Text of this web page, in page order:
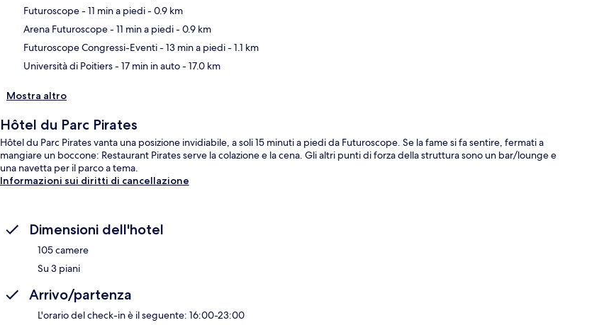
Futuroscope- 11 min a piedi- 0.9 km
Arena Futuroscope- 11 min a piedi- 0.9 km
Futuroscope Congressi-Eventi- 13 min a piedi- 1.1 km
Università di Poitiers- 17 min in auto- 17.0 km
Mostra altro
Hôtel du Parc Pirates
Hôtel du Parc Pirates vanta una posizione invidiabile, a soli 15 minuti a piedi da Futuroscope. Se la fame si fa sentire, fermati a
mangiare un boccone: Restaurant Pirates serve la colazione e la cena. Gli altri punti di forza della struttura sono un bar/lounge e
una navetta per il parco a tema.
Informazioni sui diritti di cancellazione
Dimensioni dell'hotel
105 camere
Su 3 piani
Arrivo/partenza
L'orario del check-in è il seguente: 16:00-23:00